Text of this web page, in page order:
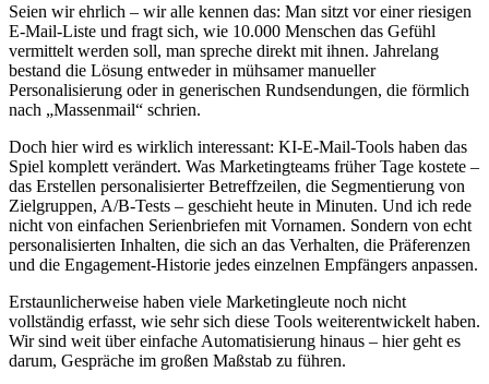
Seien wir ehrlich – wir alle kennen das: Man sitzt vor einer riesigen
E-Mail-Liste und fragt sich, wie 10.000 Menschen das Gefühl
vermittelt werden soll, man spreche direkt mit ihnen. Jahrelang
bestand die Lösung entweder in mühsamer manueller
Personalisierung oder in generischen Rundsendungen, die förmlich
nach „Massenmail“ schrien.
Doch hier wird es wirklich interessant: KI-E-Mail-Tools haben das
Spiel komplett verändert. Was Marketingteams früher Tage kostete –
das Erstellen personalisierter Betreffzeilen, die Segmentierung von
Zielgruppen, A/B-Tests – geschieht heute in Minuten. Und ich rede
nicht von einfachen Serienbriefen mit Vornamen. Sondern von echt
personalisierten Inhalten, die sich an das Verhalten, die Präferenzen
und die Engagement-Historie jedes einzelnen Empfängers anpassen.
Erstaunlicherweise haben viele Marketingleute noch nicht
vollständig erfasst, wie sehr sich diese Tools weiterentwickelt haben.
Wir sind weit über einfache Automatisierung hinaus – hier geht es
darum, Gespräche im großen Maßstab zu führen.